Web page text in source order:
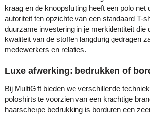
kraag en de knoopsluiting heeft een polo net
autoriteit ten opzichte van een standaard T-
duurzame investering in je merkidentiteit die
kwaliteit van de stoffen langdurig gedragen
medewerkers en relaties.
Luxe afwerking: bedrukken of
Bij MultiGift bieden we verschillende
poloshirts te voorzien van een krachtige
haarscherpe bedrukking is borduren een